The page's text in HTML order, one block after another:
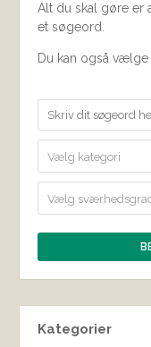
Alt du skal gøre er
et søgeord.
Du kan også
Vælg kategori
Vælg
Kategorier